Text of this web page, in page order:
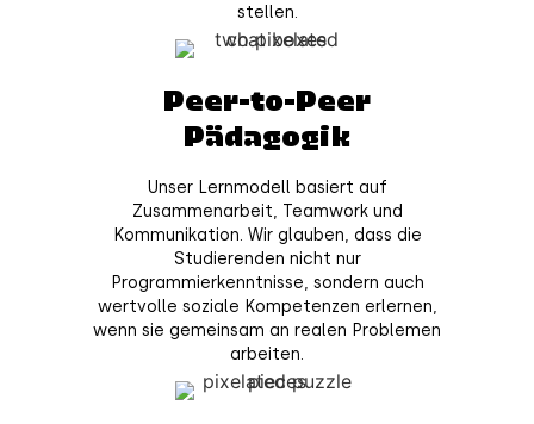
stellen.
Peer-to-Peer
Pädagogik
Unser Lernmodell basiert auf
Zusammenarbeit, Teamwork und
Kommunikation. Wir glauben, dass die
Studierenden nicht nur
Programmierkenntnisse, sondern auch
wertvolle soziale Kompetenzen erlernen,
wenn sie gemeinsam an realen Problemen
arbeiten.